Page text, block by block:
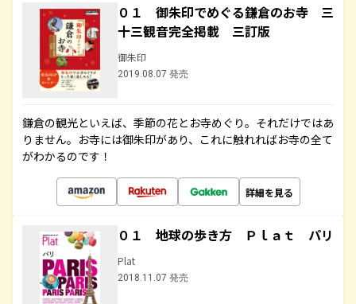
０１ 御朱印でめぐる鎌倉のお寺 三
十三観音完全掲載 三訂版
御朱印
2019.08.07 発売
鎌倉の観光といえば、季節の花とお寺めぐり。それだけではあ
りません。お寺には御朱印があり、これに触れればお寺の全て
がわかるのです！
詳細を見る
０１ 地球の歩き方 Ｐｌａｔ パリ
Plat
2018.11.07 発売